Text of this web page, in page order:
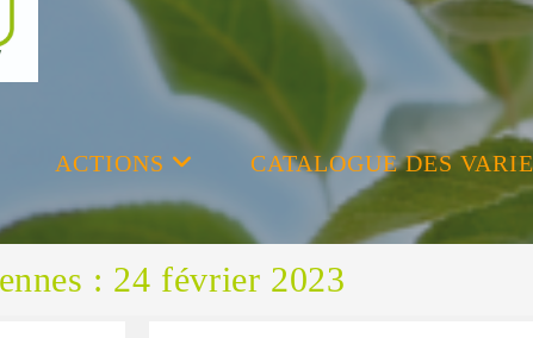
ACTIONS CATALOGUE DES
: 24 février 2023